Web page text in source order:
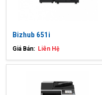
Bizhub 651i
Giá Bán: Liên Hệ